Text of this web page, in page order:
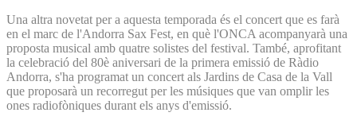
Una altra novetat per a aquesta temporada és el concert que es farà
en el marc de l'Andorra Sax Fest, en què l'ONCA acompanyarà una
proposta musical amb quatre solistes del festival. També, aprofitant
la celebració del 80è aniversari de la primera emissió de Ràdio
Andorra, s'ha programat un concert als Jardins de Casa de la Vall
que proposarà un recorregut per les músiques que van omplir les
ones radiofòniques durant els anys d'emissió.